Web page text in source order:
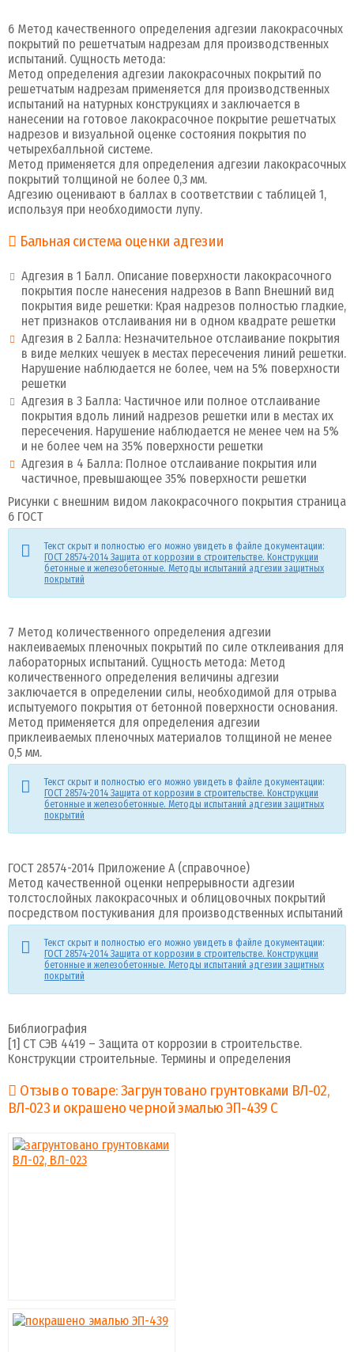
6 Метод качественного определения адгезии лакокрасочных
покрытий по решетчатым надрезам для производственных
испытаний. Сущность метода:
Метод определения адгезии лакокрасочных покрытий по
решетчатым надрезам применяется для производственных
испытаний на натурных конструкциях и заключается в
нанесении на готовое лакокрасочное покрытие решетчатых
надрезов и визуальной оценке состояния покрытия по
четырехбалльной системе.
Метод применяется для определения адгезии лакокрасочных
покрытий толщиной не более 0,3 мм.
Адгезию оценивают в баллах в соответствии с таблицей 1,
используя при необходимости лупу.
Бальная система оценки адгезии
Адгезия в 1 Балл. Описание поверхности лакокрасочного
покрытия после нанесения надрезов в Bann Внешний вид
покрытия виде решетки: Края надрезов полностью гладкие,
нет признаков отслаивания ни в одном квадрате решетки
Адгезия в 2 Балла: Незначительное отслаивание покрытия
в виде мелких чешуек в местах пересечения линий решетки.
Нарушение наблюдается не более, чем на 5% поверхности
решетки
Адгезия в 3 Балла: Частичное или полное отслаивание
покрытия вдоль линий надрезов решетки или в местах их
пересечения. Нарушение наблюдается не менее чем на 5%
и не более чем на 35% поверхности решетки
Адгезия в 4 Балла: Полное отслаивание покрытия или
частичное, превышающее 35% поверхности решетки
Рисунки с внешним видом лакокрасочного покрытия страница
6 ГОСТ
Текст скрыт и полностью его можно увидеть в файле документации:
ГОСТ 28574-2014 Защита от коррозии в строительстве. Конструкции
бетонные и железобетонные. Методы испытаний адгезии защитных
покрытий
7 Метод количественного определения адгезии
наклеиваемых пленочных покрытий по силе отклеивания для
лабораторных испытаний. Сущность метода: Метод
количественного определения величины адгезии
заключается в определении силы, необходимой для отрыва
испытуемого покрытия от бетонной поверхности основания.
Метод применяется для определения адгезии
приклеиваемых пленочных материалов толщиной не менее
0,5 мм.
Текст скрыт и полностью его можно увидеть в файле документации:
ГОСТ 28574-2014 Защита от коррозии в строительстве. Конструкции
бетонные и железобетонные. Методы испытаний адгезии защитных
покрытий
ГОСТ 28574-2014 Приложение А (справочное)
Метод качественной оценки непрерывности адгезии
толстослойных лакокрасочных и облицовочных покрытий
посредством постукивания для производственных испытаний
Текст скрыт и полностью его можно увидеть в файле документации:
ГОСТ 28574-2014 Защита от коррозии в строительстве. Конструкции
бетонные и железобетонные. Методы испытаний адгезии защитных
покрытий
Библиография
[1] СТ СЭВ 4419 – Защита от коррозии в строительстве.
Конструкции строительные. Термины и определения
Отзыв о товаре: Загрунтовано грунтовками ВЛ-02,
ВЛ-023 и окрашено черной эмалью ЭП-439 С